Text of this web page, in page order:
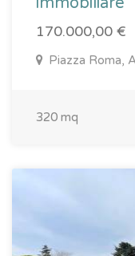
170.000,00 €
Piazza Roma,
320 mq